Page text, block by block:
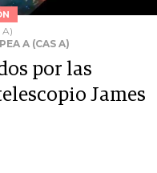
A)
A (CAS A)
por las
James